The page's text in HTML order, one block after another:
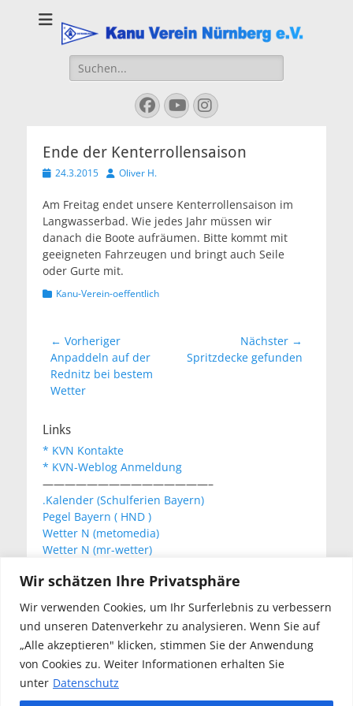
Wir schätzen Ihre Privatsphäre
Wir verwenden Cookies, um Ihr Surferlebnis zu verbessern
und unseren Datenverkehr zu analysieren. Wenn Sie auf
„Alle akzeptieren" klicken, stimmen Sie der Anwendung
von Cookies zu. Weiter Informationen erhalten Sie
unter Datenschutz
Kanu Verein
Nuernberg
Suchen
nach:
Facebook
YouTube
Instagram
Ende der Kenterrollensaison
Veröffentlicht
24.3.2015 AutorOliver H.
Am Freitag endet unsere Kenterrollensaison im
Langwasserbad. Wie jedes Jahr müssen wir
danach die Boote aufräumen. Bitte kommt mit
geeigneten Fahrzeugen und bringt auch Seile
oder Gurte mit.
Kategorien
Kanu-Verein-oeffentlich
Beitragsnavigation
← Vorheriger
Vorheriger
Beitrag:
Anpaddeln auf der
Rednitz bei bestem
Wetter
Nächster →
Nächster
Spritzdecke gefunden
Links
* KVN Kontakte
* KVN-Weblog Anmeldung
———————————————–
.Kalender (Schulferien Bayern)
Pegel Bayern ( HND )
Wetter N (metomedia)
Wetter N (mr-wetter)
KVN Newsletter
Your email: